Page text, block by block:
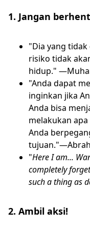
1. Jangan
"Dia yang
risiko tidak
hidup."
"Anda dapat
inginkan jika
Anda bisa
melakukan
Anda
"Here I am...
completely
such a thing as
2. Ambil aksi!